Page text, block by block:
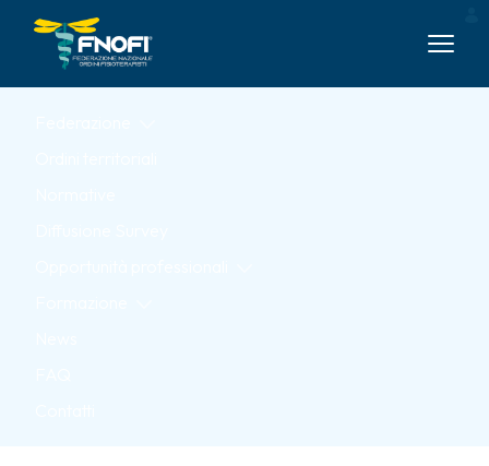
Skip to Main Content